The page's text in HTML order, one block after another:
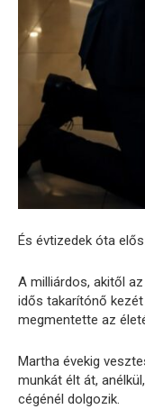
És évtizedek óta
A milliárdos, akitől
idős takarítónő
megmentette az
Martha évekig
munkát élt át,
cégénél dolgozik.